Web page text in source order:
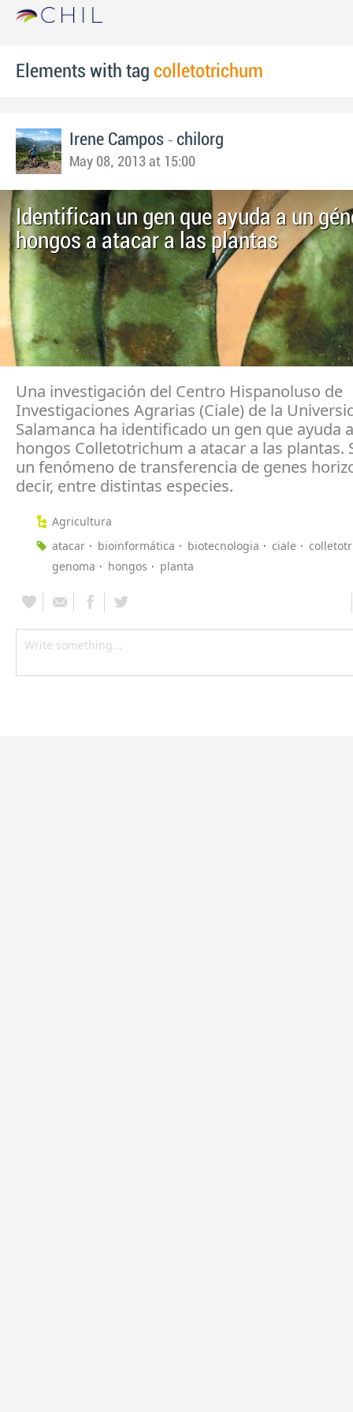
Elements with tag colletotrichum
Irene Campos - chilorg
May 08, 2013 at 15:00
Identifican un gen que ayuda a un
hongos a atacar a las plantas
Una investigación del Centro Hispanoluso de
Investigaciones Agrarias (Ciale) de la
Salamanca ha identificado un gen que ayuda
hongos Colletotrichum a atacar a las plantas.
un fenómeno de transferencia de genes
decir, entre distintas especies.
Agricultura
atacar
bioinformática biotecnologia ciale
genoma
hongos planta